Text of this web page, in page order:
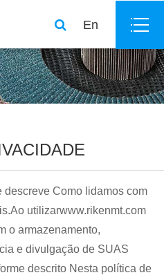
En
descreve Como lidamos com
utilizarwww.rikenmt.com
o armazenamento,
e divulgação de SUAS
descrito Nesta política de